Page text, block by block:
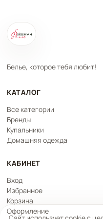
Белье, которое тебя любит!
КАТАЛОГ
Все категории
Бренды
Купальники
Домашняя одежда
КАБИНЕТ
Вход
Избранное
Корзина
Оформление